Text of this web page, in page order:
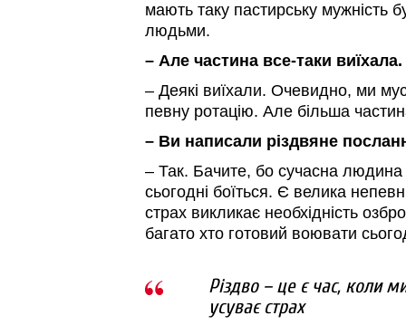
мають таку пастирську мужність
людьми.
– Але частина все-таки
– Деякі виїхали. Очевидно, ми
певну ротацію. Але більша
– Ви написали різдвяне
– Так. Бачите, бо сучасна людина
сьогодні боїться. Є велика
страх викликає необхідність
багато хто готовий воювати
Різдво – це є час, коли
усуває страх